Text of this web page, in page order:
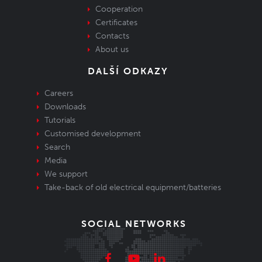
Cooperation
Certificates
Contacts
About us
DALŠÍ ODKAZY
Careers
Downloads
Tutorials
Customised development
Search
Media
We support
Take-back of old electrical equipment/batteries
SOCIAL NETWORKS